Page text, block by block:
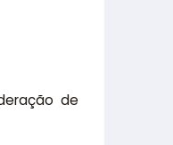
de